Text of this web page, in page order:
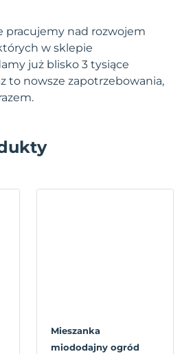
pracujemy nad rozwojem
w sklepie
już blisko 3 tysiące
to nowsze zapotrzebowania,
Mieszanka
miododajny ogród